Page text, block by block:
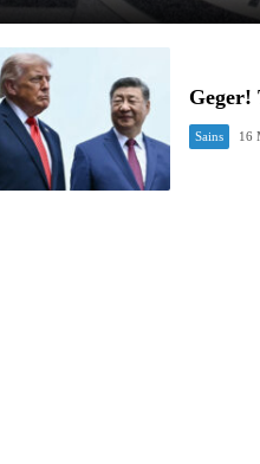
Geger!
Sains 16